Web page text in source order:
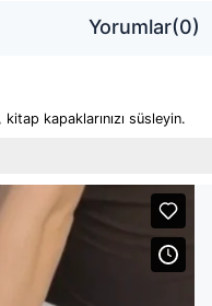
Yorumlar(0)
kapaklarınızı süsleyin.